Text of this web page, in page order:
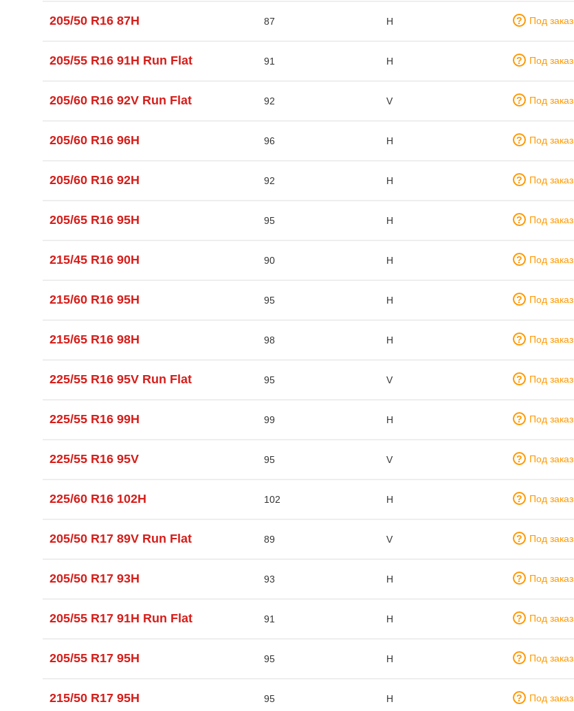
205/50 R16 87H 87 H Под заказ
205/55 R16 91H Run Flat 91 H Под заказ
205/60 R16 92V Run Flat 92 V Под заказ
205/60 R16 96H 96 H Под заказ
205/60 R16 92H 92 H Под заказ
205/65 R16 95H 95 H Под заказ
215/45 R16 90H 90 H Под заказ
215/60 R16 95H 95 H Под заказ
215/65 R16 98H 98 H Под заказ
225/55 R16 95V Run Flat 95 V Под заказ
225/55 R16 99H 99 H Под заказ
225/55 R16 95V 95 V Под заказ
225/60 R16 102H 102 H Под заказ
205/50 R17 89V Run Flat 89 V Под заказ
205/50 R17 93H 93 H Под заказ
205/55 R17 91H Run Flat 91 H Под заказ
205/55 R17 95H 95 H Под заказ
215/50 R17 95H 95 H Под заказ